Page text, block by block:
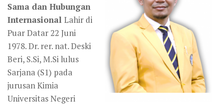
Sama dan Hubungan
Internasional Lahir di
Puar Datar 22 Juni
1978. Dr. rer. nat. Deski
Beri, S.Si, M.Si lulus
Sarjana (S1) pada
jurusan Kimia
Universitas Negeri